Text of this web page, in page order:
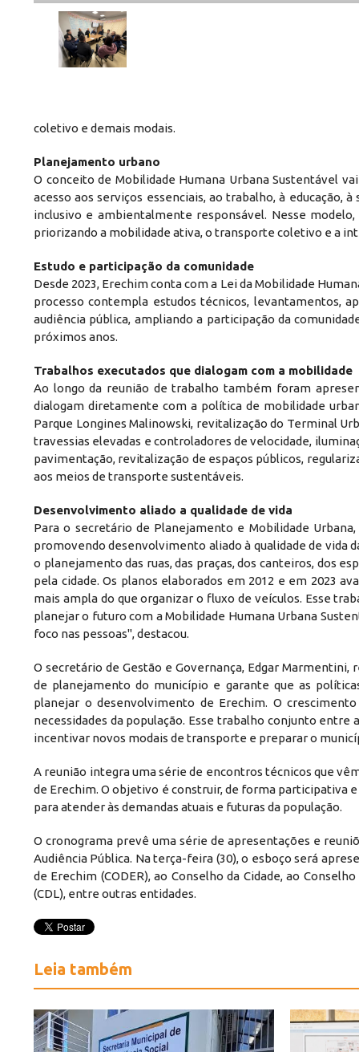
coletivo e demais modais.
Planejamento urbano
O conceito de Mobilidade Humana Urbana Sustentável
acesso aos serviços essenciais, ao trabalho, à educação,
inclusivo e ambientalmente responsável. Nesse
priorizando a mobilidade ativa, o transporte coletivo e a
Estudo e participação da comunidade
Desde 2023, Erechim conta com a Lei da Mobilidade
processo contempla estudos técnicos, levantamentos,
audiência pública, ampliando a participação da
próximos anos.
Trabalhos executados que dialogam com a mobilidade
Ao longo da reunião de trabalho também foram
dialogam diretamente com a política de mobilidade
Parque Longines Malinowski, revitalização do Terminal
travessias elevadas e controladores de velocidade,
pavimentação, revitalização de espaços públicos,
aos meios de transporte sustentáveis.
Desenvolvimento aliado a qualidade de vida
Para o secretário de Planejamento e Mobilidade
promovendo desenvolvimento aliado à qualidade de vida
o planejamento das ruas, das praças, dos canteiros, dos
pela cidade. Os planos elaborados em 2012 e em 2023
mais ampla do que organizar o fluxo de veículos. Esse
planejar o futuro com a Mobilidade Humana Urbana
foco nas pessoas", destacou.
O secretário de Gestão e Governança, Edgar
de planejamento do município e garante que as
planejar o desenvolvimento de Erechim. O
necessidades da população. Esse trabalho conjunto
incentivar novos modais de transporte e preparar o
A reunião integra uma série de encontros técnicos que
de Erechim. O objetivo é construir, de forma participativa
para atender às demandas atuais e futuras da população.
O cronograma prevê uma série de apresentações e
Audiência Pública. Na terça-feira (30), o esboço será
de Erechim (CODER), ao Conselho da Cidade, ao
(CDL), entre outras entidades.
Leia também